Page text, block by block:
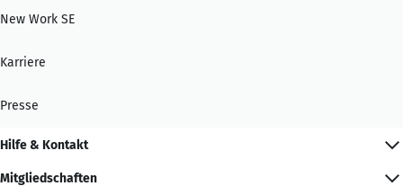
New Work SE
Karriere
Presse
Hilfe & Kontakt
Mitgliedschaften